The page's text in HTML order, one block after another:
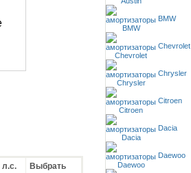
л.с.
Выбрать
BMW
Chevrolet
Chrysler
Citroen
Dacia
Daewoo